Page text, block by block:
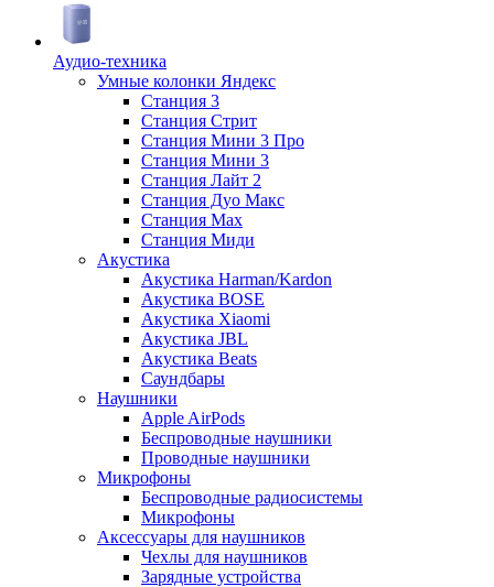
Аудио-техника
Умные колонки Яндекс
Станция 3
Станция Стрит
Станция Мини 3 Про
Станция Мини 3
Станция Лайт 2
Станция Дуо Макс
Станция Max
Станция Миди
Акустика
Акустика Harman/Kardon
Акустика BOSE
Акустика Xiaomi
Акустика JBL
Акустика Beats
Саундбары
Наушники
Apple AirPods
Беспроводные наушники
Проводные наушники
Микрофоны
Беспроводные радиосистемы
Микрофоны
Аксессуары для наушников
Чехлы для наушников
Зарядные устройства